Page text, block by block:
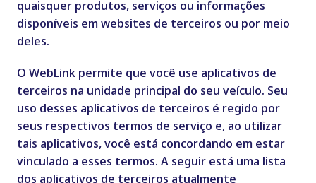
quaisquer produtos, serviços ou informações
disponíveis em websites de terceiros ou por meio
deles.
O WebLink permite que você use aplicativos de
terceiros na unidade principal do seu veículo. Seu
uso desses aplicativos de terceiros é regido por
seus respectivos termos de serviço e, ao utilizar
tais aplicativos, você está concordando em estar
vinculado a esses termos. A seguir está uma lista
dos aplicativos de terceiros atualmente